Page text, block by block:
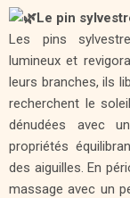
Le pin
Les pins
lumineux et
leurs branches, ils
recherchent le
dénudées avec
propriétés
des aiguilles. En
massage avec un